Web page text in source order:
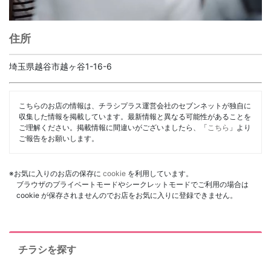
住所
埼玉県越谷市越ヶ谷1-16-6
こちらのお店の情報は、チラシプラス運営会社のセブンネットが独自に
収集した情報を掲載しています。最新情報と異なる可能性があることを
ご理解ください。掲載情報に間違いがございましたら、「 こちら 」より
ご報告をお願いします。
※お気に入りのお店の保存に cookie を利用しています。
ブラウザのプライベートモードやシークレットモードでご利用の場合は
cookie が保存されませんのでお店をお気に入りに登録できません。
チラシを探す